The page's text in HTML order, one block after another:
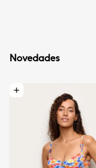
Novedades
Elegir opciones: Traje de